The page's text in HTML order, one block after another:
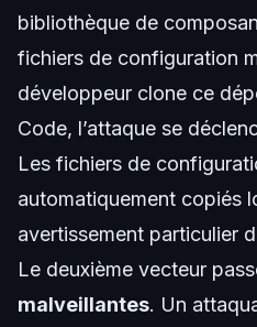
bibliothèque de
fichiers de configuration
développeur clone ce
Code, l’attaque se
Les fichiers de
automatiquement copiés
avertissement particulier
Le deuxième vecteur
malveillantes. Un